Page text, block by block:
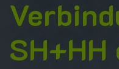
SH+HH